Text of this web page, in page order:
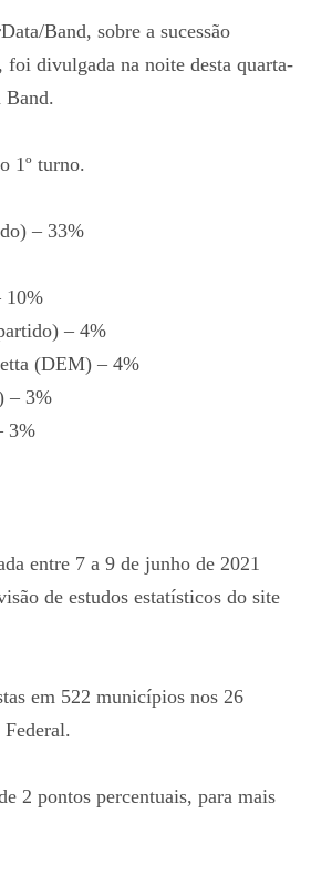
Band, sobre a sucessão
foi divulgada na noite desta quarta-
Band.
1º turno.
– 33%
10%
– 4%
(DEM) – 4%
– 3%
3%
entre 7 a 9 de junho de 2021
de estudos estatísticos do site
em 522 municípios nos 26
2 pontos percentuais, para mais